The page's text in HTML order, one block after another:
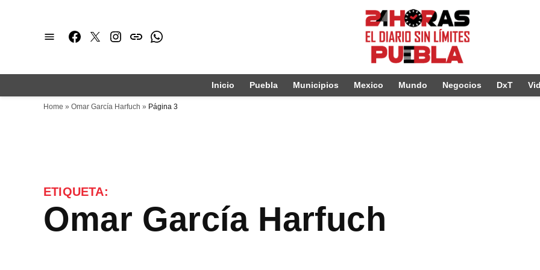
Facebook
TwitterInstagram
issuuWhatsapp
Inicio Puebla Municipios Mexico Mundo Negocios DxT
Home » Omar García Harfuch » Página 3
ETIQUETA:
Omar García Harfuch